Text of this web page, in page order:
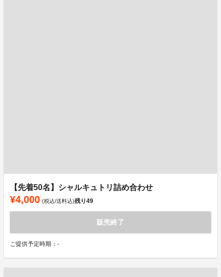
【先着50名】シャルキュトリ詰め合わせ
¥4,000 (税込/送料込)残り49
販売終了
ご提供予定時期：-